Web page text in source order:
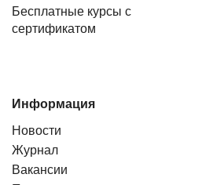
Бесплатные курсы с
сертификатом
Информация
Новости
Журнал
Вакансии